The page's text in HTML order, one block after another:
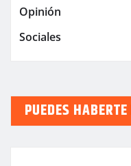
Opinión
Sociales
PUEDES